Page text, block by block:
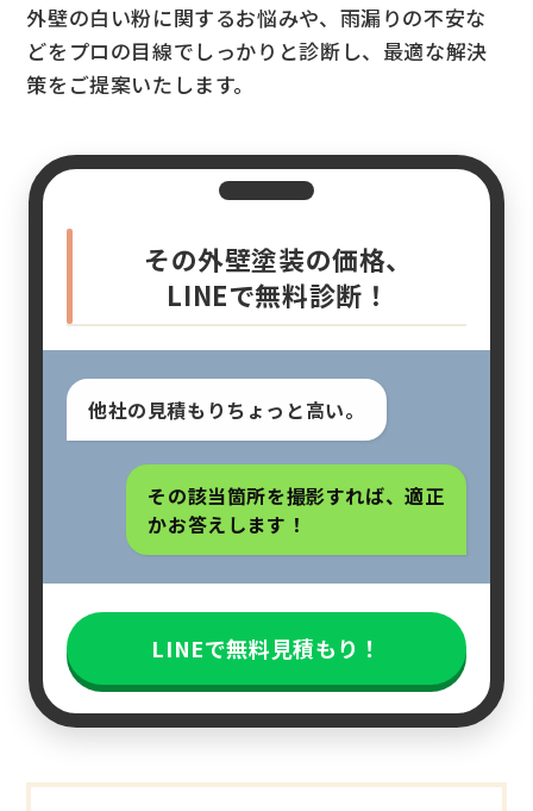
外壁の白い粉に関するお悩みや、雨漏りの不安な
どをプロの目線でしっかりと診断し、最適な解決
策をご提案いたします。
その外壁塗装の価格、
LINEで無料診断！
他社の見積もりちょっと高い。
その該当箇所を撮影すれば、適正
かお答えします！
LINEで無料見積もり！